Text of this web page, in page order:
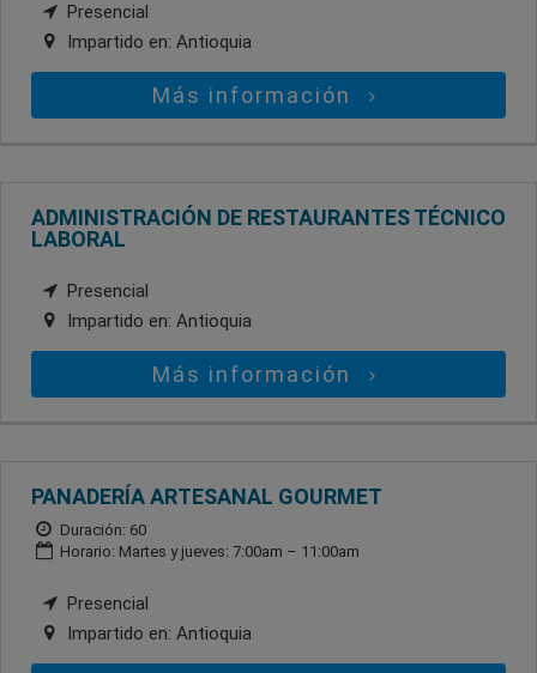
Presencial
Impartido en: Antioquia
Más información
ADMINISTRACIÓN DE RESTAURANTES TÉCNICO
LABORAL
Presencial
Impartido en: Antioquia
Más información
PANADERÍA ARTESANAL GOURMET
Duración: 60
Horario: Martes y jueves: 7:00am – 11:00am
Presencial
Impartido en: Antioquia